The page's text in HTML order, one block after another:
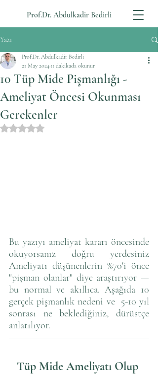
Prof.Dr. Abdulkadir Bedirli
Yazı
10 Tüp Mide Pişmanlığı -
Ameliyat Öncesi Okunması
Gerekenler
Prof.Dr. Abdulkadir Bedirli
21 May 2024 11 dakikada okunur
5 üzerinden NaN yıldız
Bu yazıyı ameliyat kararı öncesinde
okuyorsanız doğru yerdesiniz
Ameliyatı düşünenlerin %70'i önce
"pişman olanlar" diye araştırıyor —
bu normal ve akıllıca. Aşağıda 10
gerçek pişmanlık nedeni ve  5-10 yıl
sonrası ne beklediğiniz, dürüstçe
anlatılıyor.
Tüp Mide Ameliyatı Olup